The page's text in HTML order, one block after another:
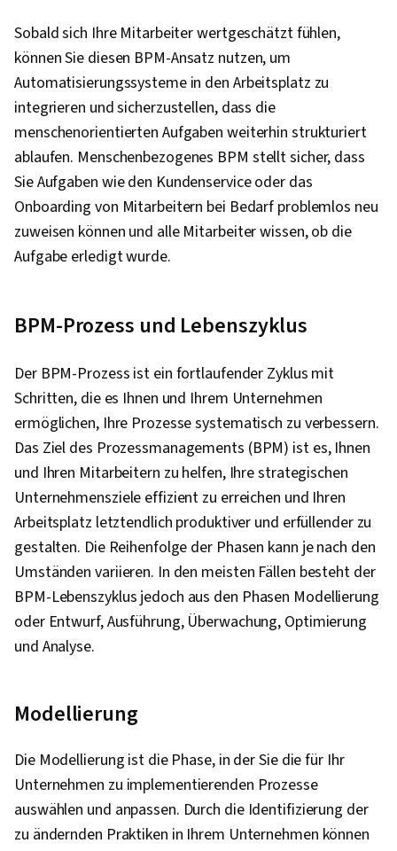
Sobald sich Ihre Mitarbeiter wertgeschätzt fühlen,
können Sie diesen BPM-Ansatz nutzen, um
Automatisierungssysteme in den Arbeitsplatz zu
integrieren und sicherzustellen, dass die
menschenorientierten Aufgaben weiterhin strukturiert
ablaufen. Menschenbezogenes BPM stellt sicher, dass
Sie Aufgaben wie den Kundenservice oder das
Onboarding von Mitarbeitern bei Bedarf problemlos neu
zuweisen können und alle Mitarbeiter wissen, ob die
Aufgabe erledigt wurde.
BPM-Prozess und Lebenszyklus
Der BPM-Prozess ist ein fortlaufender Zyklus mit
Schritten, die es Ihnen und Ihrem Unternehmen
ermöglichen, Ihre Prozesse systematisch zu verbessern.
Das Ziel des Prozessmanagements (BPM) ist es, Ihnen
und Ihren Mitarbeitern zu helfen, Ihre strategischen
Unternehmensziele effizient zu erreichen und Ihren
Arbeitsplatz letztendlich produktiver und erfüllender zu
gestalten. Die Reihenfolge der Phasen kann je nach den
Umständen variieren. In den meisten Fällen besteht der
BPM-Lebenszyklus jedoch aus den Phasen Modellierung
oder Entwurf, Ausführung, Überwachung, Optimierung
und Analyse.
Modellierung
Die Modellierung ist die Phase, in der Sie die für Ihr
Unternehmen zu implementierenden Prozesse
auswählen und anpassen. Durch die Identifizierung der
zu ändernden Praktiken in Ihrem Unternehmen können